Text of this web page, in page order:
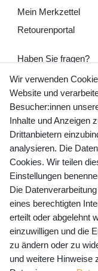
Mein Merkzettel
Retourenportal
Haben Sie fragen?
+49 (0)
Mo-Fr 9-15 Uhr
shop@banjado.com
Preisangaben inkl.
Versandkosten
Newsletter
E-MAIL **
Newsletter
Wir verwenden
Website und
Besucher:innen
Inhalte und Anzeigen
Drittanbietern
analysieren. Die
Cookies. Wir teilen
Einstellungen
Die
eines berechtigten
erteilt oder abgelehnt
einzuwilligen und die
zu ändern oder zu
und weitere Hinweise